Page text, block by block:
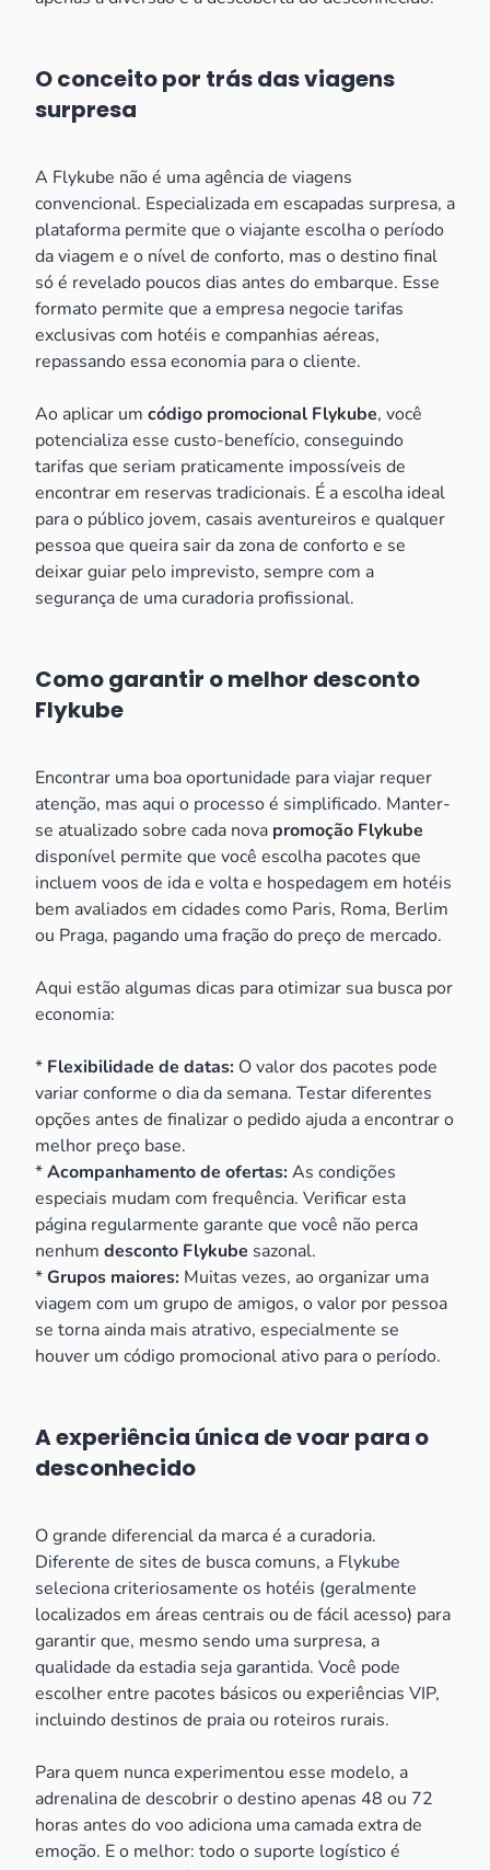
O conceito por trás das viagens
surpresa
A Flykube não é uma agência de viagens
convencional. Especializada em escapadas surpresa, a
plataforma permite que o viajante escolha o período
da viagem e o nível de conforto, mas o destino final
só é revelado poucos dias antes do embarque. Esse
formato permite que a empresa negocie tarifas
exclusivas com hotéis e companhias aéreas,
repassando essa economia para o cliente.
Ao aplicar um código promocional Flykube, você
potencializa esse custo-benefício, conseguindo
tarifas que seriam praticamente impossíveis de
encontrar em reservas tradicionais. É a escolha ideal
para o público jovem, casais aventureiros e qualquer
pessoa que queira sair da zona de conforto e se
deixar guiar pelo imprevisto, sempre com a
segurança de uma curadoria profissional.
Como garantir o melhor desconto
Flykube
Encontrar uma boa oportunidade para viajar requer
atenção, mas aqui o processo é simplificado. Manter-
se atualizado sobre cada nova promoção Flykube
disponível permite que você escolha pacotes que
incluem voos de ida e volta e hospedagem em hotéis
bem avaliados em cidades como Paris, Roma, Berlim
ou Praga, pagando uma fração do preço de mercado.
Aqui estão algumas dicas para otimizar sua busca por
economia:
* Flexibilidade de datas: O valor dos pacotes pode
variar conforme o dia da semana. Testar diferentes
opções antes de finalizar o pedido ajuda a encontrar o
melhor preço base.
*Acompanhamento de ofertas:As condições
especiais mudam com frequência. Verificar esta
página regularmente garante que você não perca
nenhum desconto Flykube sazonal.
*Grupos maiores: Muitas vezes, ao organizar uma
viagem com um grupo de amigos, o valor por pessoa
se torna ainda mais atrativo, especialmente se
houver um código promocional ativo para o período.
A experiência única de voar para o
desconhecido
O grande diferencial da marca é a curadoria.
Diferente de sites de busca comuns, a Flykube
seleciona criteriosamente os hotéis (geralmente
localizados em áreas centrais ou de fácil acesso) para
garantir que, mesmo sendo uma surpresa, a
qualidade da estadia seja garantida. Você pode
escolher entre pacotes básicos ou experiências VIP,
incluindo destinos de praia ou roteiros rurais.
Para quem nunca experimentou esse modelo, a
adrenalina de descobrir o destino apenas 48 ou 72
horas antes do voo adiciona uma camada extra de
emoção. E o melhor: todo o suporte logístico é